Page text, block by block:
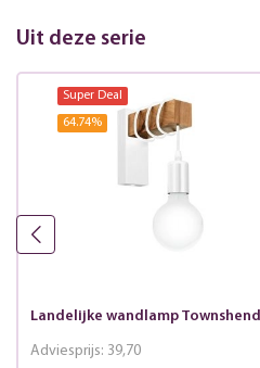
Uit deze serie
Super Deal
64.74%
Landelijke wandlamp Townshend
Adviesprijs: 39,70